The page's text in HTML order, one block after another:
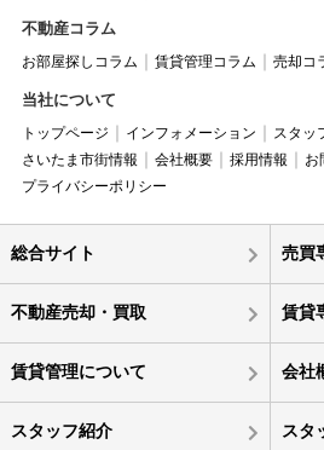
不動産コラム
お部屋探しコラム 賃貸管理コラム 売却コ
当社について
トップページ インフォメーション スタッ
さいたま市街情報
会社概要 採用情報
お
プライバシーポリシー
総合サイト 売買
不動産売却・買取 賃貸
賃貸管理について 会社
スタッフ紹介 スタ